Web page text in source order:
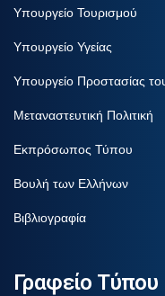
Υπουργείο Τουρισμού
Υπουργείο Υγείας
Υπουργείο Προστασίας
Μεταναστευτική Πολιτική
Εκπρόσωπος Τύπου
Βουλή των Ελλήνων
Βιβλιογραφία
Γραφείο Τύπου